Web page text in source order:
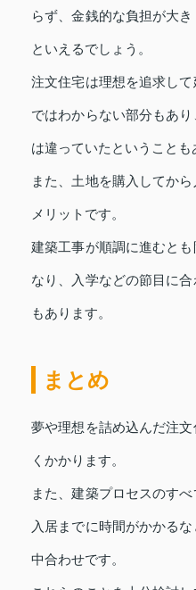
らず、金銭的な負担が大
といえるでしょう。
注文住宅は理想を追求し
ではわからない部分もあ
は違っていたということも
また、土地を購入してか
メリットです。
建築工事が順調に進むと
なり、入学などの節目に
もあります。
まとめ
夢や理想を詰め込んだ注
くかかります。
また、建築プロセスのす
入居までに時間がかかる
中合わせです。